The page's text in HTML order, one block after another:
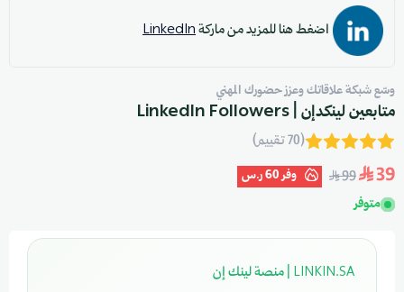
اضغط هنا للمزيد من ماركةLinkedIn
وسّع شبكة علاقاتك وعزز حضورك المهني
متابعين لينكدإن | LinkedIn Followers
(70 تقييم)
39
99 وفر60 ر.س
متوفر
LINKIN.SA | منصة لينك إن